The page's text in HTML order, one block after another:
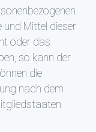
und Mittel dieser
oder das
so kann der
die
nach dem